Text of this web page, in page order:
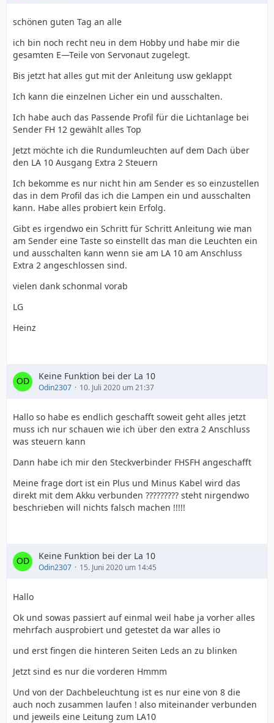
schönen guten Tag an alle
ich bin noch recht neu in dem Hobby und habe mir die
gesamten E—Teile von Servonaut zugelegt.
Bis jetzt hat alles gut mit der Anleitung usw geklappt
Ich kann die einzelnen Licher ein und ausschalten.
Ich habe auch das Passende Profil für die Lichtanlage bei
Sender FH 12 gewählt alles Top
Jetzt möchte ich die Rundumleuchten auf dem Dach über
den LA 10 Ausgang Extra 2 Steuern
Ich bekomme es nur nicht hin am Sender es so einzustellen
das in dem Profil das ich die Lampen ein und ausschalten
kann. Habe alles probiert kein Erfolg.
Gibt es irgendwo ein Schritt für Schritt Anleitung wie man
am Sender eine Taste so einstellt das man die Leuchten ein
und ausschalten kann wenn sie am LA 10 am Anschluss
Extra 2 angeschlossen sind.
vielen dank schonmal vorab
LG
Heinz
Keine Funktion bei der La 10
Odin2307 10. Juli 2020 um 21:37
Hallo so habe es endlich geschafft soweit geht alles jetzt
muss ich nur schauen wie ich über den extra 2 Anschluss
was steuern kann
Dann habe ich mir den Steckverbinder FHSFH angeschafft
Meine frage dort ist ein Plus und Minus Kabel wird das
direkt mit dem Akku verbunden ????????? steht nirgendwo
beschrieben will nichts falsch machen !!!!!
Keine Funktion bei der La 10
Odin2307 15. Juni 2020 um 14:45
Hallo
Ok und sowas passiert auf einmal weil habe ja vorher alles
mehrfach ausprobiert und getestet da war alles io
und erst fingen die hinteren Seiten Leds an zu blinken
Jetzt sind es nur die vorderen Hmmm
Und von der Dachbeleuchtung ist es nur eine von 8 die
auch noch zusammen laufen ! also miteinander verbunden
und jeweils eine Leitung zum LA10